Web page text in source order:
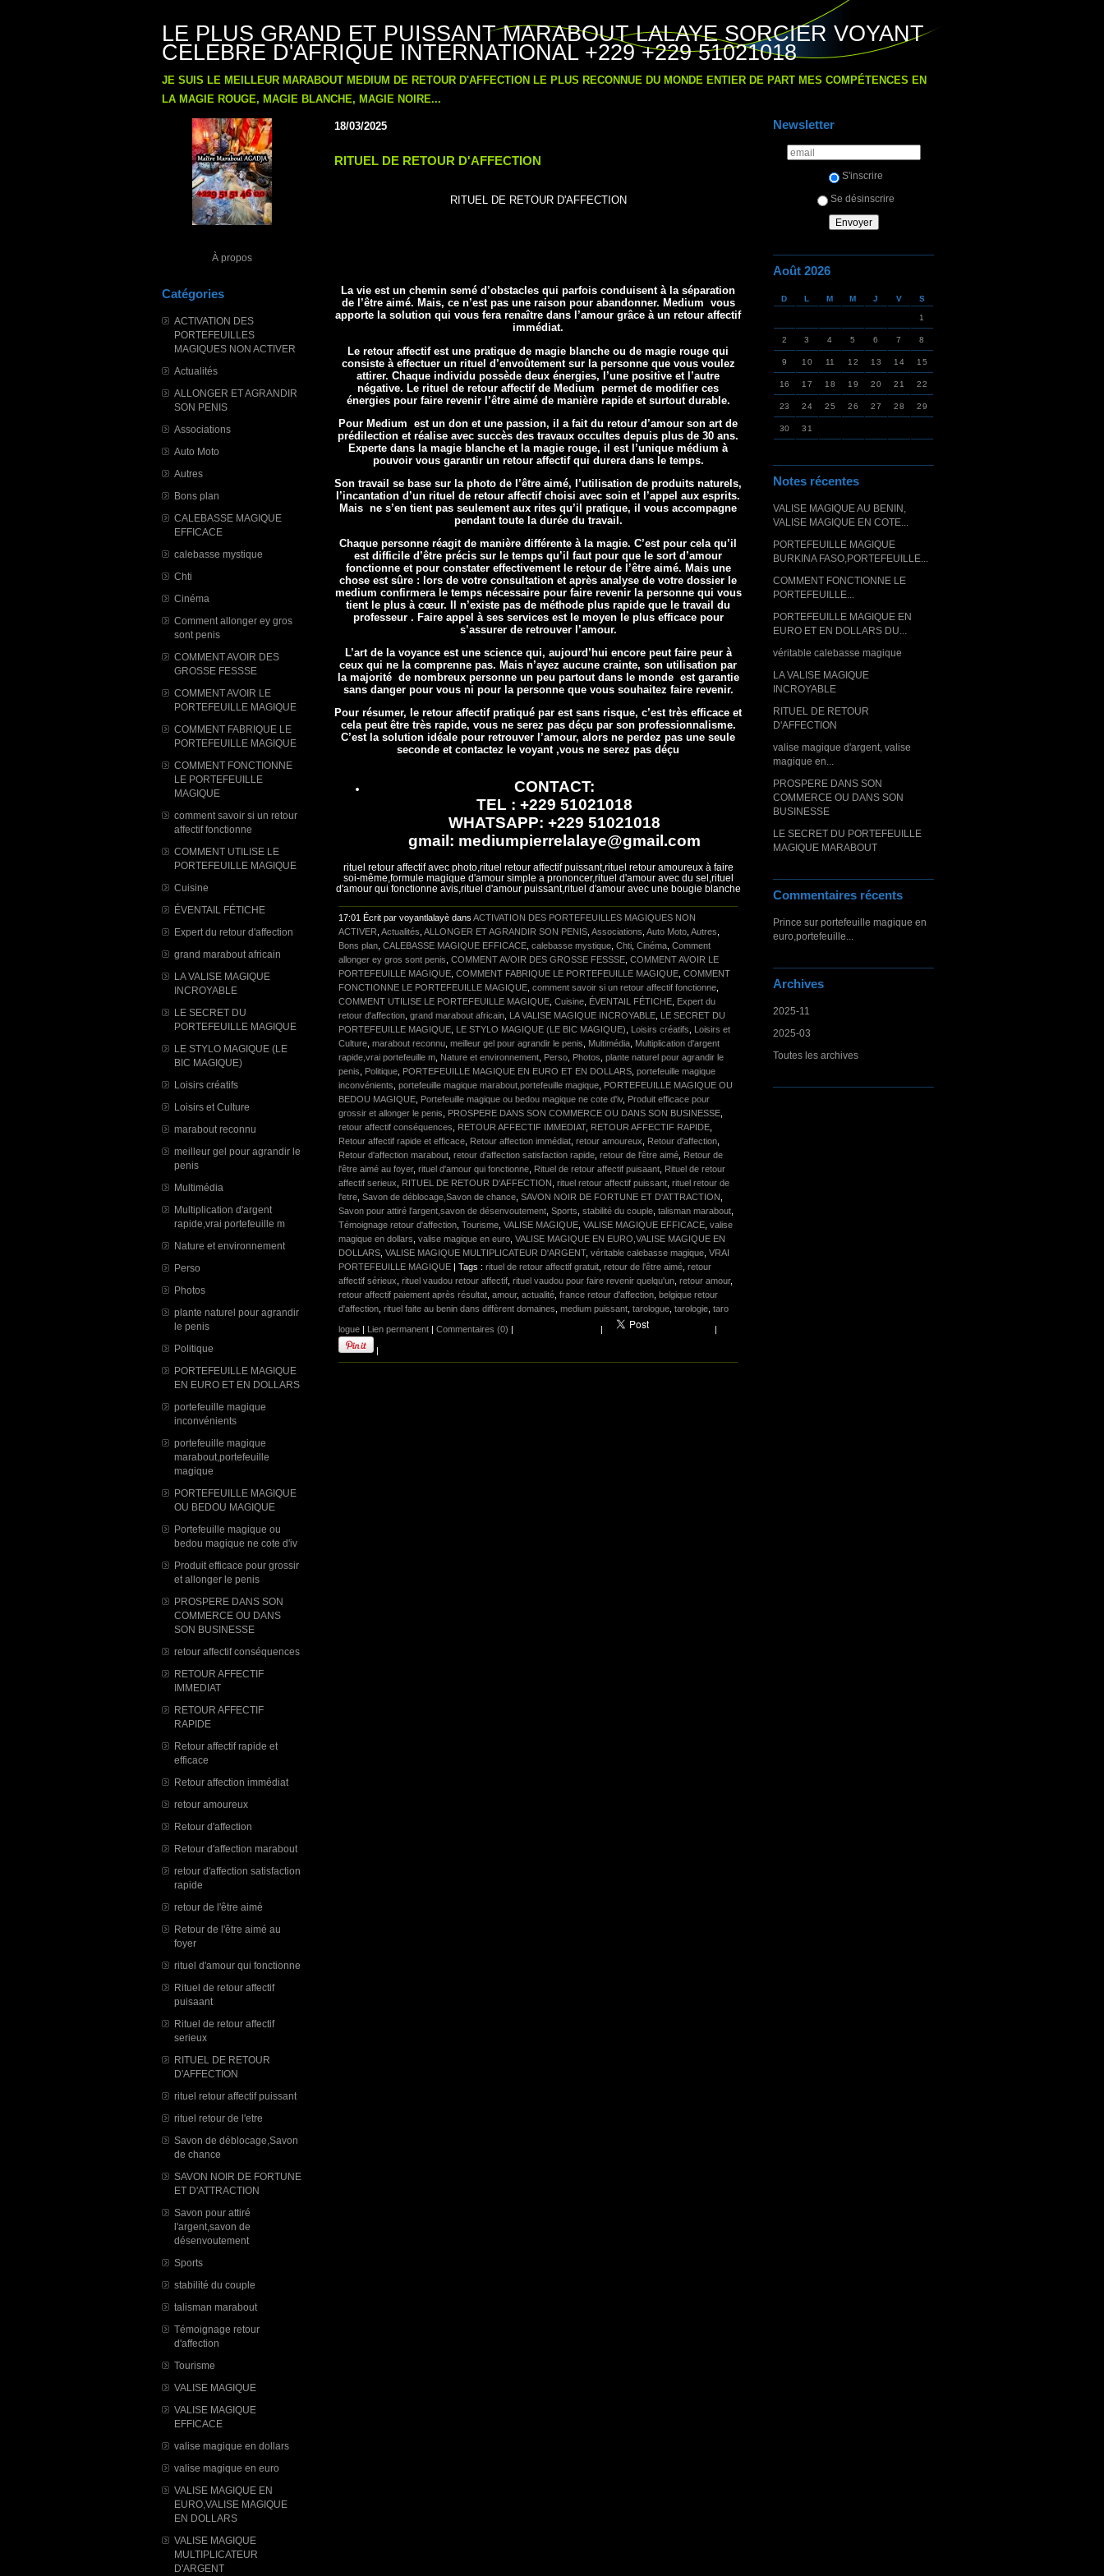
LE PLUS GRAND ET PUISSANT MARABOUT LALAYE SORCIER VOYANT
CELEBRE D'AFRIQUE INTERNATIONAL +229 +229 51021018
JE SUIS LE MEILLEUR MARABOUT MEDIUM DE RETOUR D'AFFECTION LE PLUS RECONNUE DU MONDE ENTIER DE PART MES COMPÉTENCES EN
LA MAGIE ROUGE, MAGIE BLANCHE, MAGIE NOIRE...
À propos
Catégories
ACTIVATION DES
PORTEFEUILLES
MAGIQUES NON ACTIVER
Actualités
ALLONGER ET AGRANDIR
SON PENIS
Associations
Auto Moto
Autres
Bons plan
CALEBASSE MAGIQUE
EFFICACE
calebasse mystique
Chti
Cinéma
Comment allonger ey gros
sont penis
COMMENT AVOIR DES
GROSSE FESSSE
COMMENT AVOIR LE
PORTEFEUILLE MAGIQUE
COMMENT FABRIQUE LE
PORTEFEUILLE MAGIQUE
COMMENT FONCTIONNE
LE PORTEFEUILLE
MAGIQUE
comment savoir si un retour
affectif fonctionne
COMMENT UTILISE LE
PORTEFEUILLE MAGIQUE
Cuisine
ÉVENTAIL FÉTICHE
Expert du retour d'affection
grand marabout africain
LA VALISE MAGIQUE
INCROYABLE
LE SECRET DU
PORTEFEUILLE MAGIQUE
LE STYLO MAGIQUE (LE
BIC MAGIQUE)
Loisirs créatifs
Loisirs et Culture
marabout reconnu
meilleur gel pour agrandir le
penis
Multimédia
Multiplication d'argent
rapide,vrai portefeuille m
Nature et environnement
Perso
Photos
plante naturel pour agrandir
le penis
Politique
PORTEFEUILLE MAGIQUE
EN EURO ET EN DOLLARS
portefeuille magique
inconvénients
portefeuille magique
marabout,portefeuille
magique
PORTEFEUILLE MAGIQUE
OU BEDOU MAGIQUE
Portefeuille magique ou
bedou magique ne cote d'iv
Produit efficace pour grossir
et allonger le penis
PROSPERE DANS SON
COMMERCE OU DANS
SON BUSINESSE
retour affectif conséquences
RETOUR AFFECTIF
IMMEDIAT
RETOUR AFFECTIF
RAPIDE
Retour affectif rapide et
efficace
Retour affection immédiat
retour amoureux
Retour d'affection
Retour d'affection marabout
retour d'affection satisfaction
rapide
retour de l'être aimé
Retour de l'être aimé au
foyer
rituel d'amour qui fonctionne
Rituel de retour affectif
puisaant
Rituel de retour affectif
serieux
RITUEL DE RETOUR
D'AFFECTION
rituel retour affectif puissant
rituel retour de l'etre
Savon de déblocage,Savon
de chance
SAVON NOIR DE FORTUNE
ET D'ATTRACTION
Savon pour attiré
l'argent,savon de
désenvoutement
Sports
stabilité du couple
talisman marabout
Témoignage retour
d'affection
Tourisme
VALISE MAGIQUE
VALISE MAGIQUE
EFFICACE
valise magique en dollars
valise magique en euro
VALISE MAGIQUE EN
EURO,VALISE MAGIQUE
EN DOLLARS
VALISE MAGIQUE
MULTIPLICATEUR
D'ARGENT
Newsletter
S'inscrire
Se désinscrire
Août 2026
D L M M J V S
1
2 3 4 5 6 7 8
9 10 11 12 13 14 15
16 17 18 19 20 21 22
23 24 25 26 27 28 29
30 31
Notes récentes
VALISE MAGIQUE AU BENIN,
VALISE MAGIQUE EN COTE...
PORTEFEUILLE MAGIQUE
BURKINA FASO,PORTEFEUILLE...
COMMENT FONCTIONNE LE
PORTEFEUILLE...
PORTEFEUILLE MAGIQUE EN
EURO ET EN DOLLARS DU...
véritable calebasse magique
LA VALISE MAGIQUE
INCROYABLE
RITUEL DE RETOUR
D'AFFECTION
valise magique d'argent, valise
magique en...
PROSPERE DANS SON
COMMERCE OU DANS SON
BUSINESSE
LE SECRET DU PORTEFEUILLE
MAGIQUE MARABOUT
Commentaires récents
Prince sur portefeuille magique en
euro,portefeuille...
Archives
2025-11
2025-03
Toutes les archives
18/03/2025
RITUEL DE RETOUR D'AFFECTION
RITUEL DE RETOUR D'AFFECTION
La vie est un chemin semé d’obstacles qui parfois conduisent à la séparation
de l’être aimé. Mais, ce n’est pas une raison pour abandonner. Medium vous
apporte la solution qui vous fera renaître dans l’amour grâce à un retour affectif
immédiat.
Le retour affectif est une pratique de magie blanche ou de magie rouge qui
consiste à effectuer un rituel d’envoûtement sur la personne que vous voulez
attirer. Chaque individu possède deux énergies, l’une positive et l’autre
négative. Le rituel de retour affectif de Medium permet de modifier ces
énergies pour faire revenir l’être aimé de manière rapide et surtout durable.
Pour Medium est un don et une passion, il a fait du retour d’amour son art de
prédilection et réalise avec succès des travaux occultes depuis plus de 30 ans.
Experte dans la magie blanche et la magie rouge, il est l’unique médium à
pouvoir vous garantir un retour affectif qui durera dans le temps.
Son travail se base sur la photo de l’être aimé, l’utilisation de produits naturels,
l’incantation d’un rituel de retour affectif choisi avec soin et l’appel aux esprits.
Mais ne s’en tient pas seulement aux rites qu’il pratique, il vous accompagne
pendant toute la durée du travail.
Chaque personne réagit de manière différente à la magie. C’est pour cela qu’il
est difficile d’être précis sur le temps qu’il faut pour que le sort d’amour
fonctionne et pour constater effectivement le retour de l’être aimé. Mais une
chose est sûre : lors de votre consultation et après analyse de votre dossier le
medium confirmera le temps nécessaire pour faire revenir la personne qui vous
tient le plus à cœur. Il n’existe pas de méthode plus rapide que le travail du
professeur . Faire appel à ses services est le moyen le plus efficace pour
s’assurer de retrouver l’amour.
L’art de la voyance est une science qui, aujourd’hui encore peut faire peur à
ceux qui ne la comprenne pas. Mais n’ayez aucune crainte, son utilisation par
la majorité de nombreux personne un peu partout dans le monde est garantie
sans danger pour vous ni pour la personne que vous souhaitez faire revenir.
Pour résumer, le retour affectif pratiqué par est sans risque, c’est très efficace et
cela peut être très rapide, vous ne serez pas déçu par son professionnalisme.
C’est la solution idéale pour retrouver l’amour, alors ne perdez pas une seule
seconde et contactez le voyant ,vous ne serez pas déçu
CONTACT:
TEL : +229 51021018
WHATSAPP: +229 51021018
gmail: mediumpierrelalaye@gmail.com
rituel retour affectif avec photo,rituel retour affectif puissant,rituel retour amoureux à faire
soi-même,formule magique d'amour simple a prononcer,rituel d'amour avec du sel,rituel
d'amour qui fonctionne avis,rituel d'amour puissant,rituel d'amour avec une bougie blanche
17:01 Écrit par voyantlalayè dans ACTIVATION DES PORTEFEUILLES MAGIQUES NON
ACTIVER Actualités ALLONGER ET AGRANDIR SON PENIS Associations Auto Moto Autres
Bons plan CALEBASSE MAGIQUE EFFICACE calebasse mystique Chti Cinéma Comment
allonger ey gros sont penis COMMENT AVOIR DES GROSSE FESSSE COMMENT AVOIR LE
PORTEFEUILLE MAGIQUE COMMENT FABRIQUE LE PORTEFEUILLE MAGIQUE COMMENT
FONCTIONNE LE PORTEFEUILLE MAGIQUE comment savoir si un retour affectif fonctionne
COMMENT UTILISE LE PORTEFEUILLE MAGIQUE Cuisine ÉVENTAIL FÉTICHE Expert du
retour d'affection grand marabout africain LA VALISE MAGIQUE INCROYABLE LE SECRET DU
PORTEFEUILLE MAGIQUE LE STYLO MAGIQUE (LE BIC MAGIQUE) Loisirs créatifs
Loisirs et
Culture marabout reconnu meilleur gel pour agrandir le penis Multimédia Multiplication d'argent
rapide,vrai portefeuille m Nature et environnement Perso Photos plante naturel pour agrandir le
penis
Politique PORTEFEUILLE MAGIQUE EN EURO ET EN DOLLARS portefeuille magique
inconvénients portefeuille magique marabout,portefeuille magique PORTEFEUILLE MAGIQUE OU
BEDOU MAGIQUE Portefeuille magique ou bedou magique ne cote d'iv, Produit efficace pour
grossir et allonger le penis
PROSPERE DANS SON COMMERCE OU DANS SON BUSINESSE
retour affectif conséquences
RETOUR AFFECTIF IMMEDIAT, RETOUR AFFECTIF RAPIDE
Retour affectif rapide et efficace Retour affection immédiat retour amoureux Retour d'affection
Retour d'affection marabout retour d'affection satisfaction rapide retour de l'être aimé Retour de
l'être aimé au foyer, rituel d'amour qui fonctionne Rituel de retour affectif puisaant Rituel de retour
affectif serieux
RITUEL DE RETOUR D'AFFECTION rituel retour affectif puissant rituel retour de
l'etre Savon de déblocage,Savon de chance SAVON NOIR DE FORTUNE ET D'ATTRACTION
Savon pour attiré l'argent,savon de désenvoutement Sports stabilité du couple talisman marabout
Témoignage retour d'affection Tourisme VALISE MAGIQUE VALISE MAGIQUE EFFICACE valise
magique en dollars valise magique en euro VALISE MAGIQUE EN EURO,VALISE MAGIQUE EN
DOLLARS VALISE MAGIQUE MULTIPLICATEUR D'ARGENT, véritable calebasse magique VRAI
PORTEFEUILLE MAGIQUE | Tags : rituel de retour affectif gratuit retour de l'être aimé retour
affectif sérieux rituel vaudou retour affectif rituel vaudou pour faire revenir quelqu'un retour amour,
retour affectif paiement après résultat amour, actualité france retour d'affection belgique retour
d'affection rituel faite au benin dans diffèrent domaines medium puissant tarologue tarologie taro
logue | Lien permanent | Commentaires (0) | | |
|